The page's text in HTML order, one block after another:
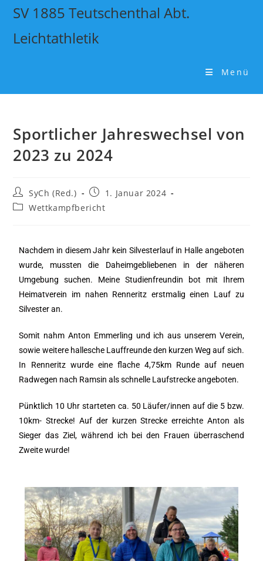
SV 1885 Teutschenthal Abt.
Leichtathletik
Menü
Sportlicher Jahreswechsel von
2023 zu 2024
SyCh (Red.)
1. Januar 2024
Wettkampfbericht
Nachdem in diesem Jahr kein Silvesterlauf in Halle angeboten
wurde, mussten die Daheimgebliebenen in der näheren
Umgebung suchen. Meine Studienfreundin bot mit Ihrem
Heimatverein im nahen Renneritz erstmalig einen Lauf zu
Silvester an.
Somit nahm Anton Emmerling und ich aus unserem Verein,
sowie weitere hallesche Lauffreunde den kurzen Weg auf sich.
In Renneritz wurde eine flache 4,75km Runde auf neuen
Radwegen nach Ramsin als schnelle Laufstrecke angeboten.
Pünktlich 10 Uhr starteten ca. 50 Läufer/innen auf die 5 bzw.
10km- Strecke! Auf der kurzen Strecke erreichte Anton als
Sieger das Ziel, während ich bei den Frauen überraschend
Zweite wurde!